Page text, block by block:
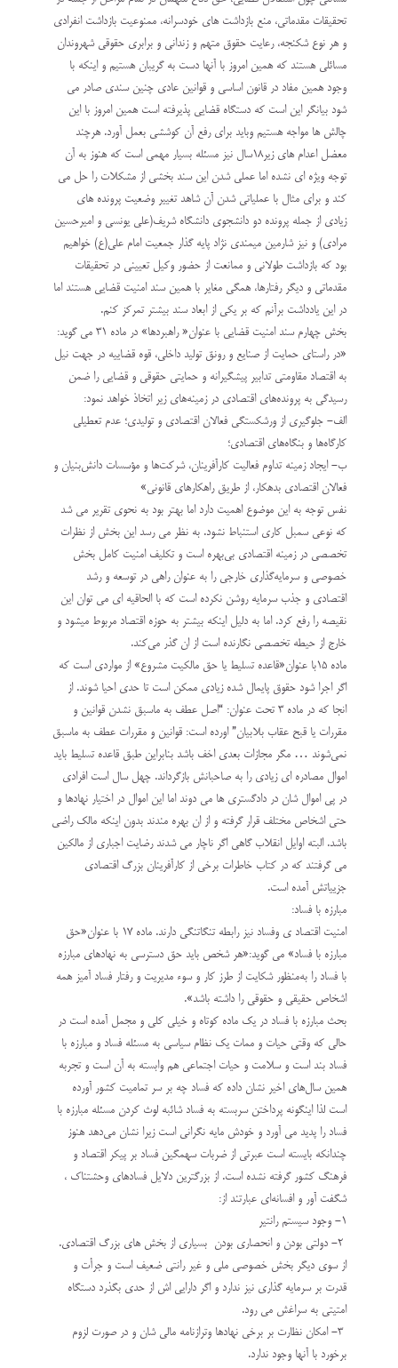
تحقیقات مقدماتی، منع بازداشت های ‏خودسرانه، ممنوعیت بازداشت انفرادی
و هر نوع شکنجه، رعایت حقوق متهم و زندانی و برابری حقوقی ‏شهروندان
مسائلی هستند که همین امروز با آنها دست به گریبان هستیم و اینکه با
وجود همین مفاد در قانون ‏اساسی و قوانین عادی چنین سندی صادر می
شود بیانگر این است که دستگاه قضایی پذیرفته است همین امروز ‏با این
چالش ها مواجه هستیم وباید برای رفع آن کوششی بعمل آورد. هرچند
معضل اعدام های زیر18سال نیز ‏مسئله بسیار مهمی است که هنوز به آن
توجه ویژه ای نشده اما عملی شدن این سند بخشی از مشکلات را حل می
‏کند و برای مثال با عملیاتی شدن آن شاهد تغییر وضعیت پرونده های
زیادی از جمله پرونده دو دانشجوی ‏دانشگاه شریف(علی یونسی و امیرحسین
مرادی) و نیز شارمین میمندی نژاد پایه گذار جمعیت امام علی(ع) ‏خواهیم
بود که بازداشت طولانی و ممانعت از حضور وکیل تعیینی در تحقیقات
مقدماتی و دیگر رفتارها، همگی ‏مغایر با همین سند امنیت قضایی هستند اما
در این یادداشت برآنم که بر یکی از ابعاد سند بیشتر تمرکز کنم. ‏
بخش چهارم سند امنیت قضایی با عنوان« راهبردها» در ماده ۳۱ می گوید:
«در راستای حمایت از صنایع و رونق ‏تولید داخلی، قوه قضاییه در جهت نیل
به اقتصاد مقاومتی تدابیر پیشگیرانه و حمایتی حقوقی و قضایی را ضمن
‏رسیدگی به پرونده‌های اقتصادی در زمینه‌های زیر اتخاذ خواهد نمود‎:‎
الف- جلوگیری از ورشکستگی فعالان اقتصادی و تولیدی؛ عدم تعطیلی
کارگاه‌ها و بنگاه‌های اقتصادی؛
ب- ایجاد زمینه تداوم فعالیت کارآفرینان، شرکت‌ها و مؤسسات دانش‌بنیان و
فعالان اقتصادی بدهکار، از طریق ‏راهکارهای قانونی»‏
نفس توجه به این موضوع اهمیت دارد اما بهتر بود به نحوی تقریر می شد
که نوعی سمبل کاری استنباط نشود. به ‏نظر می رسد این بخش از نظرات
تخصصی در زمینه اقتصادی بی‌بهره است و تکلیف امنیت کامل بخش
‏خصوصی و سرمایه‌گذاری خارجی را به عنوان راهی در توسعه و رشد
اقتصادی و جذب سرمایه روشن نکرده ‏است که با الحاقیه ای می توان این
نقیصه را رفع کرد. اما به دلیل اینکه بیشتر به حوزه اقتصاد مربوط میشود و
‏خارج از حیطه تخصصی نگارنده است از ان گذر می‌کند.‏
ماده ۱۵با عنوان«قاعده تسلیط یا حق مالکیت مشروع» از مواردی است که
اگر اجرا شود حقوق پایمال شده زیادی ‏ممکن است تا حدی احیا شوند. از
انجا که در ماده ۳ تحت عنوان: “اصل عطف به ماسبق نشدن قوانین و
مقررات ‏یا قبح عقاب بلابیان” اورده است‎:‎‏ قوانین و مقررات عطف به ماسبق
نمی‌شوند … مگر مجازات بعدی اخف باشد ‏بنابراین طبق قاعده تسلیط باید
اموال مصادره ای زیادی را به صاحبانش بازگرداند. چهل سال است افرادی
در پی ‏اموال شان در دادگستری ها می دوند اما این اموال در اختیار نهادها و
حتی اشخاص مختلف قرار گرفته و از ان ‏بهره مندند بدون اینکه مالک راضی
باشد. البته اوایل انقلاب گاهی اگر ناچار می شدند رضایت اجباری از ‏مالکین
می گرفتند که در کتاب خاطرات برخی از کارآفرینان بزرگ اقتصادی
جزییاتش آمده است.‏
مبارزه با فساد:‏
امنیت اقتصاد ی وفساد نیز رابطه تنگاتنگی دارند. ماده ۱۷ با عنوان«حق
مبارزه با فساد» می گوید:«هر شخص باید ‏حق دسترسی به نهادهای مبارزه
با فساد را به‌منظور شکایت از طرز کار و سوء مدیریت و رفتار فساد آمیز همه
‏اشخاص حقیقی و حقوقی را داشته باشد».‏
بحث مبارزه با فساد در یک ماده کوتاه و خیلی کلی و مجمل آمده است در
حالی که وقتی حیات و ممات یک ‏نظام سیاسی به مسئله فساد و مبارزه با
فساد بند است و سلامت و حیات اجتماعی هم وابسته به آن است و تجربه
‏همین سال‌های اخیر نشان داده که فساد چه بر سر تمامیت کشور آورده
است لذا اینگونه پرداختن سربسته به فساد ‏شائبه لوث کردن مسئله مبارزه با
فساد را پدید می آورد و خودش مایه نگرانی است زیرا نشان می‌دهد هنوز
‏چندانکه بایسته است عبرتی از ضربات سهمگین فساد بر پیکر اقتصاد و
فرهنگ کشور گرفته نشده است. از ‏بزرگترین دلایل فسادهای وحشتناک ،
شگفت آور و افسانه‌ای عبارتند از:‏
‎ ‎‏2- دولتی بودن و انحصاری بودن ‏‎ ‎بسیاری از بخش های بزرگ اقتصادی.
از سوی دیگر بخش خصوصی ملی و ‏غیر رانتی ضعیف است و جرأت و
قدرت بر سرمایه گذاری نیز ندارد و اگر دارایی اش از حدی بگذرد دستگاه
‏امتیتی به سراغش می رود.‏
‎ ‎‏3-‏‎ ‎امکان نظارت بر برخی نهادها وترازنامه مالی شان و در صورت لزوم
برخورد با آنها وجود ندارد.‏